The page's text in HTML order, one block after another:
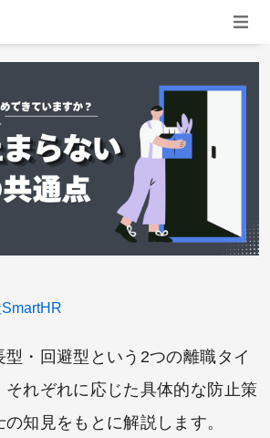
ナビ
・回避型という2つの離職タイ
それぞれに応じた具体的な防止策
知見をもとに解説します。